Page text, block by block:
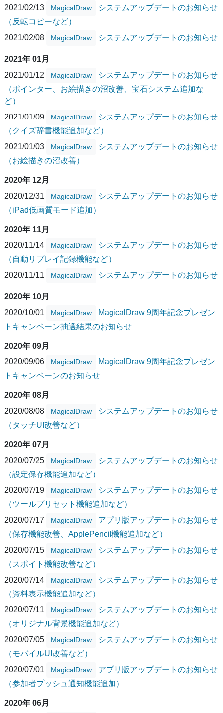
2021/02/13 MagicalDraw
システムアップデートのお知らせ
（反転コピーなど）
2021/02/08
MagicalDraw システムアップデートのお知らせ
2021年 01月
2021/01/12
MagicalDraw
システムアップデートのお知らせ
（ポインター、お絵描きの沼改善、宝石システム追加な
ど）
2021/01/09
MagicalDraw
システムアップデートのお知らせ
（クイズ辞書機能追加など）
2021/01/03
MagicalDraw
システムアップデートのお知らせ
（お絵描きの沼改善）
2020年 12月
2020/12/31
MagicalDraw
システムアップデートのお知らせ
（iPad低画質モード追加）
2020年 11月
2020/11/14
MagicalDraw
システムアップデートのお知らせ
（自動リプレイ記録機能など）
2020/11/11
MagicalDraw システムアップデートのお知らせ
2020年 10月
2020/10/01
MagicalDraw
MagicalDraw 9周年記念プレゼン
トキャンペーン抽選結果のお知らせ
2020年 09月
2020/09/06
MagicalDraw
MagicalDraw 9周年記念プレゼン
トキャンペーンのお知らせ
2020年 08月
2020/08/08
MagicalDraw
システムアップデートのお知らせ
（タッチUI改善など）
2020年 07月
2020/07/25
MagicalDraw
システムアップデートのお知らせ
（設定保存機能追加など）
2020/07/19
MagicalDraw
システムアップデートのお知らせ
（ツールプリセット機能追加など）
2020/07/17
MagicalDraw
アプリ版アップデートのお知らせ
（保存機能改善、ApplePencil機能追加など）
2020/07/15
MagicalDraw
システムアップデートのお知らせ
（スポイト機能改善など）
2020/07/14
MagicalDraw
システムアップデートのお知らせ
（資料表示機能追加など）
2020/07/11
MagicalDraw
システムアップデートのお知らせ
（オリジナル背景機能追加など）
2020/07/05
MagicalDraw
システムアップデートのお知らせ
（モバイルUI改善など）
2020/07/01
MagicalDraw
アプリ版アップデートのお知らせ
（参加者プッシュ通知機能追加）
2020年 06月